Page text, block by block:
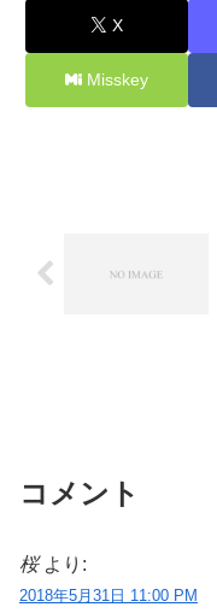
X
Misskey
コメント
桜 より:
2018年5月31日 11:00 PM